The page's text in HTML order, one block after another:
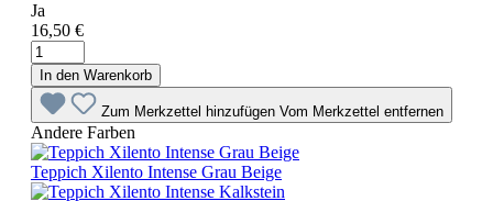
Ja
16,50 €
In den Warenkorb
Zum Merkzettel hinzufügen Vom Merkzettel entfernen
Andere Farben
Teppich Xilento Intense Grau Beige